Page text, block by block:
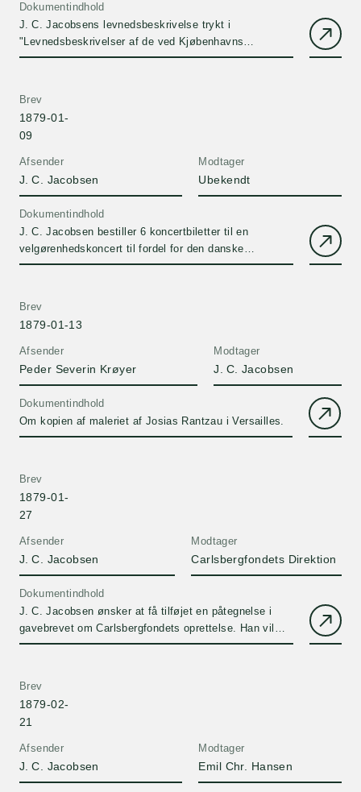
Dokumentindhold
J. C. Jacobsens levnedsbeskrivelse trykt i
"Levnedsbeskrivelser af de ved Kjøbenhavns
Universitets Firehundredeaarsfest Promoverede
Afsender
J. C. Jacobsen
Brev
1879-01-
09
Modtager
Ubekendt
Dokumentindhold
J. C. Jacobsen bestiller 6 koncertbiletter til en
velgørenhedskoncert til fordel for den danske
menighed i Paris.
Afsender
Peder Severin Krøyer
Brev
1879-01-13
Modtager
J. C. Jacobsen
Dokumentindhold
Om kopien af maleriet af Josias Rantzau i Versailles.
Afsender
J. C. Jacobsen
Brev
1879-01-
27
Modtager
Carlsbergfondets Direktion
Dokumentindhold
J. C. Jacobsen ønsker at få tilføjet en påtegnelse i
gavebrevet om Carlsbergfondets oprettelse. Han vil
gerne frafalde kravet om, at der skal svares 2% af
Afsender
J. C. Jacobsen
Brev
1879-02-
21
Modtager
Emil Chr. Hansen